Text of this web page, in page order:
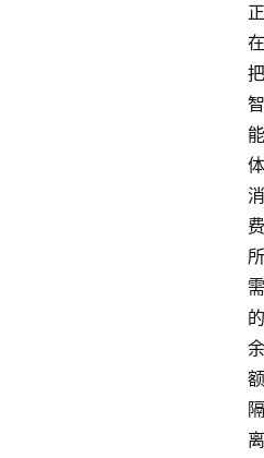
正
在
把
智
能
体
消
费
所
需
的
余
额
隔
离